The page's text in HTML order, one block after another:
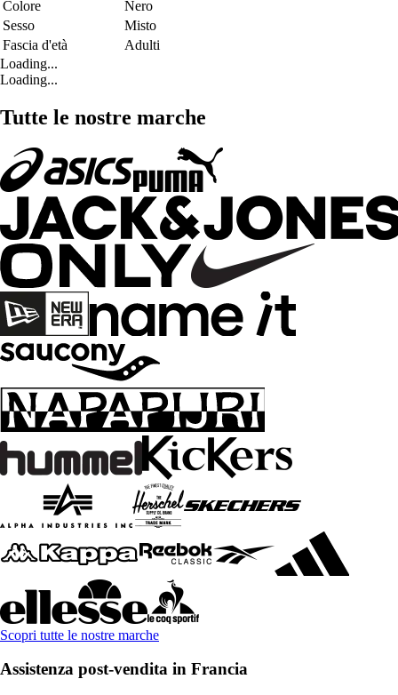
Colore
Nero
Sesso
Misto
Fascia d'età
Adulti
Loading...
Loading...
Tutte le nostre marche
Scopri tutte le nostre marche
Assistenza post-vendita in Francia